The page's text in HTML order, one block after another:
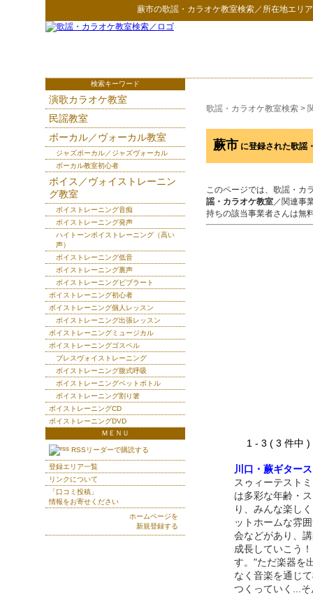
蕨市の歌謡・カラオケ教室検索／所在地エリ
歌謡・カラオケ教室検索 >
蕨市 に登録された歌謡
このページでは、歌謡・カ
謡・カラオケ教室／関連事
持ちの該当事業者さんは無
1 - 3 ( 3 件
川口・蕨ギター
スゥィーテスト
は多彩な年齢・
り、みんな楽し
ットホームな雰
会などがあり、
成長していこう
す。"ただ楽器を
なく音楽を通じ
つくっていく...
検索キーワード
演歌カラオケ教室
民謡教室
ボーカル／ヴォーカル教室
ジャズボーカル／ジャズヴォーカル
ボーカル教室初心者
ボイス／ヴォイストレーニン
グ教室
ボイストレーニング音痴
ボイストレーニング発声
ハイトーンボイストレーニング（高い
声）
ボイストレーニング低音
ボイストレーニング裏声
ボイストレーニングビブラート
ボイストレーニング初心者
ボイストレーニング個人レッスン
ボイストレーニング出張レッスン
ボイストレーニングミュージカル
ボイストレーニングゴスペル
ブレスヴォイストレーニング
ボイストレーニング腹式呼吸
ボイストレーニングペットボトル
ボイストレーニング割り箸
ボイストレーニングCD
ボイストレーニングDVD
ＭＥＮＵ
RSSリーダーで購読する
登録エリア一覧
リンクについて
「口コミ投稿」
情報をお寄せください
ホームページを
新規登録する